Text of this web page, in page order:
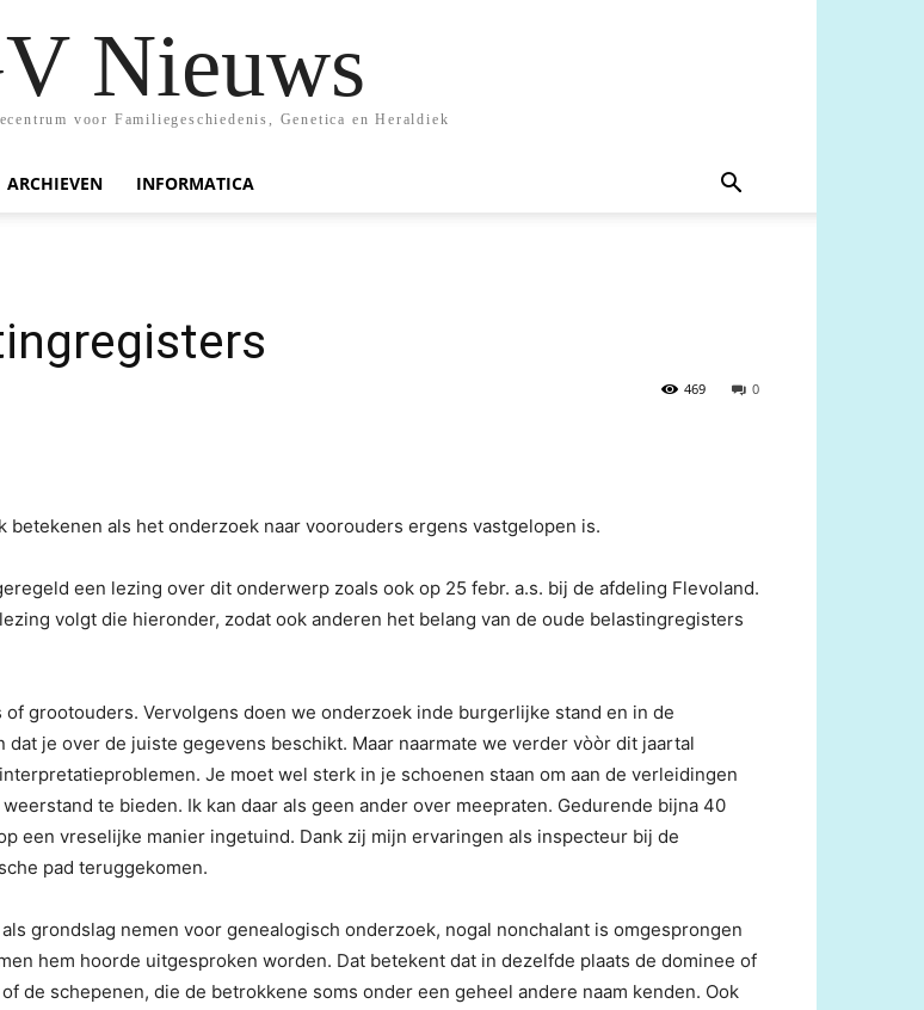
Nieuws
voor Familiegeschiedenis, Genetica en Heraldiek
ARCHIEVEN INFORMATICA
0
469
als het onderzoek naar voorouders ergens vastgelopen is.
een lezing over dit onderwerp zoals ook op 25 febr. a.s. bij de afdeling Flevoland.
volgt die hieronder, zodat ook anderen het belang van de oude belastingregisters
grootouders. Vervolgens doen we onderzoek inde burgerlijke stand en in de
je over de juiste gegevens beschikt. Maar naarmate we verder vòòr dit jaartal
Je moet wel sterk in je schoenen staan om aan de verleidingen
te bieden. Ik kan daar als geen ander over meepraten. Gedurende bijna 40
een vreselijke manier ingetuind. Dank zij mijn ervaringen als inspecteur bij de
pad teruggekomen.
grondslag nemen voor genealogisch onderzoek, nogal nonchalant is omgesprongen
hem hoorde uitgesproken worden. Dat betekent dat in dezelfde plaats de dominee of
de schepenen, die de betrokkene soms onder een geheel andere naam kenden. Ook